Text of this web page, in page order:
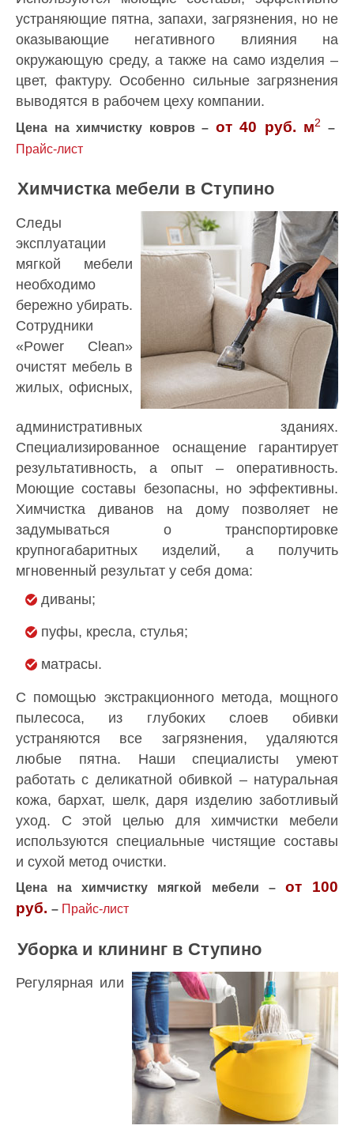
устраняющие пятна, запахи, загрязнения, но не
оказывающие негативного влияния на
окружающую среду, а также на само изделия –
цвет, фактуру. Особенно сильные загрязнения
выводятся в рабочем цеху компании.
Цена на химчистку ковров – от 40 руб. м2
–
Прайс-лист
Химчистка мебели в Ступино
Следы
эксплуатации
мягкой мебели
необходимо
бережно убирать.
Сотрудники
«Power Clean»
очистят мебель в
жилых, офисных,
административных зданиях.
Специализированное оснащение гарантирует
результативность, а опыт – оперативность.
Моющие составы безопасны, но эффективны.
Химчистка диванов на дому позволяет не
задумываться о транспортировке
крупногабаритных изделий, а получить
мгновенный результат у себя дома:
диваны;
пуфы, кресла, стулья;
матрасы.
С помощью экстракционного метода, мощного
пылесоса, из глубоких слоев обивки
устраняются все загрязнения, удаляются
любые пятна. Наши специалисты умеют
работать с деликатной обивкой – натуральная
кожа, бархат, шелк, даря изделию заботливый
уход. С этой целью для химчистки мебели
используются специальные чистящие составы
и сухой метод очистки.
Цена на химчистку мягкой мебели – от 100
руб. – Прайс-лист
Уборка и клининг в Ступино
Регулярная или